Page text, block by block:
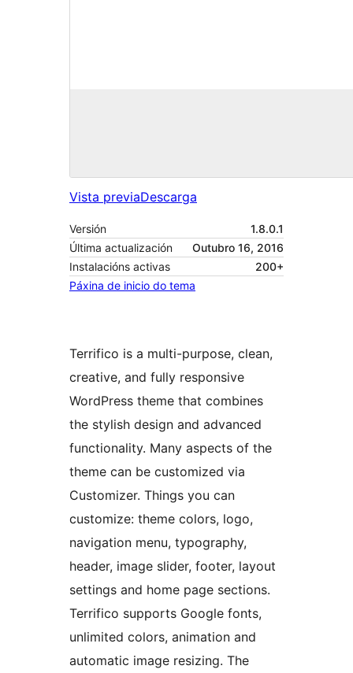
Vista previaDescarga
Versión
1.8.0.1
Última actualización
Outubro 16, 2016
Instalacións activas
200+
Páxina de inicio do tema
Terrifico is a multi-purpose, clean,
creative, and fully responsive
WordPress theme that combines
the stylish design and advanced
functionality. Many aspects of the
theme can be customized via
Customizer. Things you can
customize: theme colors, logo,
navigation menu, typography,
header, image slider, footer, layout
settings and home page sections.
Terrifico supports Google fonts,
unlimited colors, animation and
automatic image resizing. The